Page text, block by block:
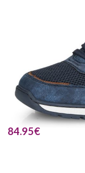
84.95€